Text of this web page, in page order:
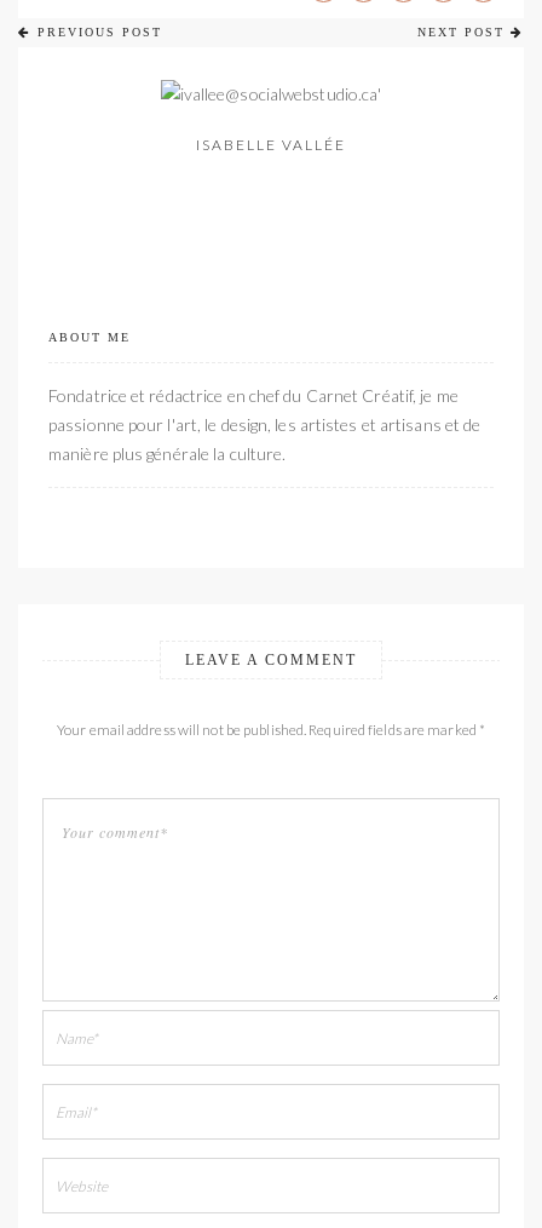
PREVIOUS POST NEXT POST
ISABELLE VALLÉE
ABOUT ME
Fondatrice et rédactrice en chef du Carnet Créatif, je me
passionne pour l'art, le design, les artistes et artisans et de
manière plus générale la culture.
LEAVE A COMMENT
Your email address will not be published. Required fields are marked *